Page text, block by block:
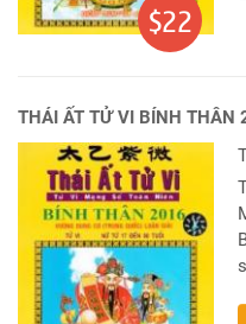
$22
THÁI ẤT TỬ VI BÍNH THÂN